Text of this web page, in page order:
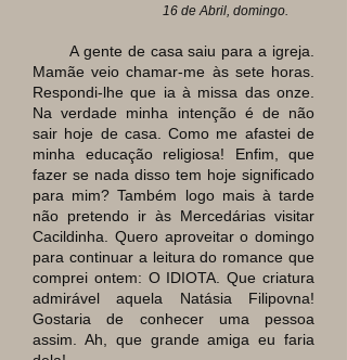
16 de Abril, domingo.
A gente de casa saiu para a igreja.
Mamãe veio chamar-me às sete horas.
Respondi-lhe que ia à missa das onze.
Na verdade minha intenção é de não
sair hoje de casa. Como me afastei de
minha educação religiosa! Enfim, que
fazer se nada disso tem hoje significado
para mim? Também logo mais à tarde
não pretendo ir às Mercedárias visitar
Cacildinha. Quero aproveitar o domingo
para continuar a leitura do romance que
comprei ontem: O IDIOTA. Que criatura
admirável aquela Natásia Filipovna!
Gostaria de conhecer uma pessoa
assim. Ah, que grande amiga eu faria